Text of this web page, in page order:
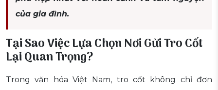
của gia đình.
Tại Sao Việc Lựa Chọn Nơi Gửi Tro Cốt
Lại Quan Trọng?
Trong văn hóa Việt Nam, tro cốt không chỉ đơn